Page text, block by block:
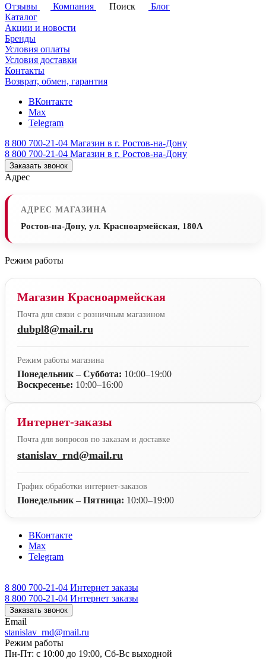
Отзывы
Компания Поиск
Блог
Каталог
Акции и новости
Бренды
Условия оплаты
Условия доставки
Контакты
Возврат, обмен, гарантия
ВКонтакте
Max
Telegram
8 800 700-21-04 Магазин в г. Ростов-на-Дону
8 800 700-21-04 Магазин в г. Ростов-на-Дону
Заказать звонок
Адрес
АДРЕС МАГАЗИНА
Ростов-на-Дону, ул. Красноармейская, 180А
Режим работы
Магазин Красноармейская
Почта для связи с розничным магазином
dubpl8@mail.ru
Режим работы магазина
Понедельник – Суббота: 10:00–19:00
Воскресенье: 10:00–16:00
Интернет-заказы
Почта для вопросов по заказам и доставке
stanislav_rnd@mail.ru
График обработки интернет-заказов
Понедельник – Пятница: 10:00–19:00
ВКонтакте
Max
Telegram
8 800 700-21-04 Интернет заказы
8 800 700-21-04 Интернет заказы
Заказать звонок
Email
stanislav_rnd@mail.ru
Режим работы
Пн-Пт: с 10:00 до 19:00, Сб-Вс выходной